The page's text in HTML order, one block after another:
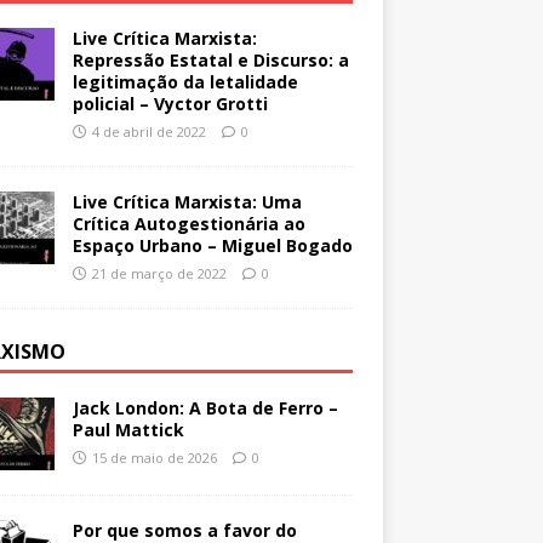
Live Crítica Marxista:
Repressão Estatal e Discurso: a
legitimação da letalidade
policial – Vyctor Grotti
4 de abril de 2022 0
Live Crítica Marxista: Uma
Crítica Autogestionária ao
Espaço Urbano – Miguel Bogado
21 de março de 2022 0
Jack London: A Bota de Ferro –
Paul Mattick
15 de maio de 2026 0
Por que somos a favor do